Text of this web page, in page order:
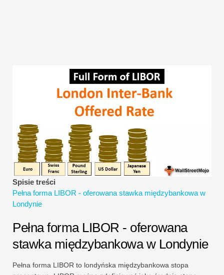
Spisie treści
Pełna forma LIBOR - oferowana stawka międzybankowa w
Londynie
Pełna forma LIBOR - oferowana
stawka międzybankowa w Londynie
Pełna forma LIBOR to londyńska międzybankowa stopa